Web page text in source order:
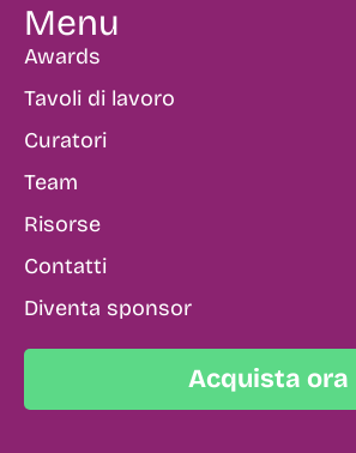
Menu
Awards
Tavoli di lavoro
Curatori
Team
Risorse
Contatti
Diventa sponsor
Acquista ora